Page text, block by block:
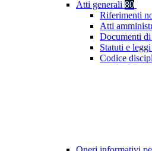
Atti generali 80
Riferimenti
Atti
Documenti di
Statuti e
Codice